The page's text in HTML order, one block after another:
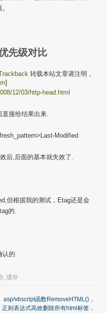
先级对比
转载本站文章请注明，
]
12/03/http-head.html
接给结果出来.
Modified
后,后面的基本就失效了.
但根据我的测试，Etag还是会
的.
认的.
, 缓存
asp/vbscript函数RemoveHTML()，
正则表达式高效删除所有html标签，